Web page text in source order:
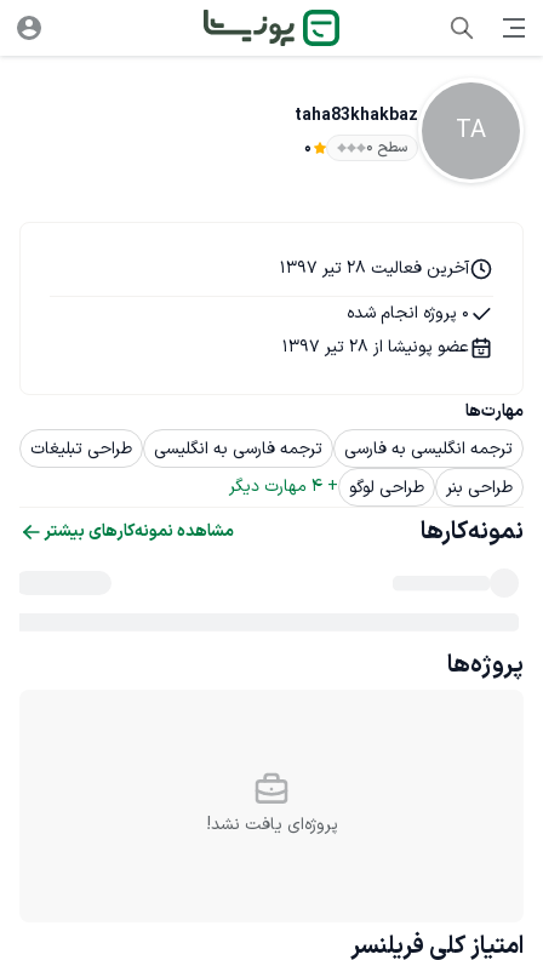
TA
taha83khakbaz
سطح ۰ 0
مهارت‌ها
ترجمه انگلیسی به فارسی
ترجمه فارسی به انگلیسی
طراحی تبلیغات
طراحی بنر
طراحی لوگو +
4 مهارت دیگر
آخرین فعالیت 28 تیر 1397
0 پروژه انجام شده
عضو پونیشا از 28 تیر 1397
نمونه‌کارها مشاهده نمونه‌کارهای بیشتر
پروژه‌ها
پروژه‌ای یافت نشد!
امتیاز کلی فریلنسر